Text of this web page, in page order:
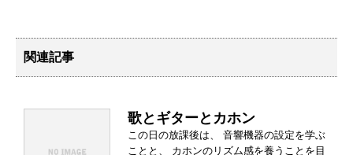
関連記事
歌とギターとカホン
この日の放課後は、 音響機器の設定を学ぶ
ことと、 カホンのリズム感を養うことを目